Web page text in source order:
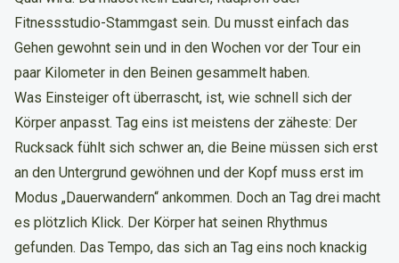
Fitnessstudio-Stammgast sein. Du musst einfach das
Gehen gewohnt sein und in den Wochen vor der Tour ein
paar Kilometer in den Beinen gesammelt haben.
Was Einsteiger oft überrascht, ist, wie schnell sich der
Körper anpasst. Tag eins ist meistens der zäheste: Der
Rucksack fühlt sich schwer an, die Beine müssen sich erst
an den Untergrund gewöhnen und der Kopf muss erst im
Modus „Dauerwandern“ ankommen. Doch an Tag drei macht
es plötzlich Klick. Der Körper hat seinen Rhythmus
gefunden. Das Tempo, das sich an Tag eins noch knackig